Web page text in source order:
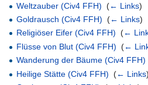
Weltzauber (Civ4 FFH)
(← Links)
Goldrausch (Civ4 FFH)
(← Links)
Religiöser Eifer (Civ4 FFH)
(←
Flüsse von Blut (Civ4 FFH)
(←
Wanderung der Bäume (Civ4 FFH)
Heilige Stätte (Civ4 FFH)
(← Links)